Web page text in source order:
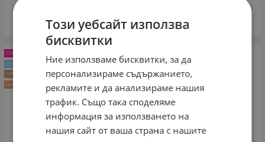
КУПИ
ПРОМО -10%
СУХА КОЖА
ЗРЯЛА КОЖА
ANTI AGE
Този уебсайт използва
бисквитки
Ние използваме бисквитки, за да
персонализираме съдържанието,
рекламите и да анализираме нашия
трафик. Също така споделяме
информация за използването на
нашия сайт от ваша страна с нашите